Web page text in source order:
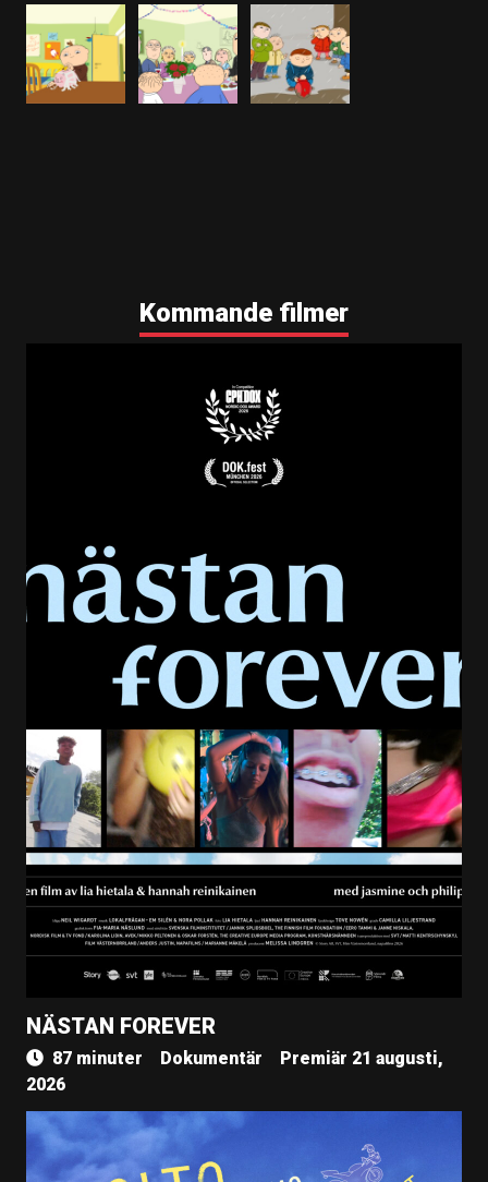
Kommande filmer
NÄSTAN FOREVER
87 minuter Dokumentär
Premiär 21 augusti,
2026